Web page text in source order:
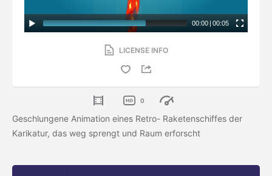
00:00 | 00:05
LICENSE INFO
0
Geschlungene Animation eines Retro- Raketenschiffes der
Karikatur, das weg sprengt und Raum erforscht